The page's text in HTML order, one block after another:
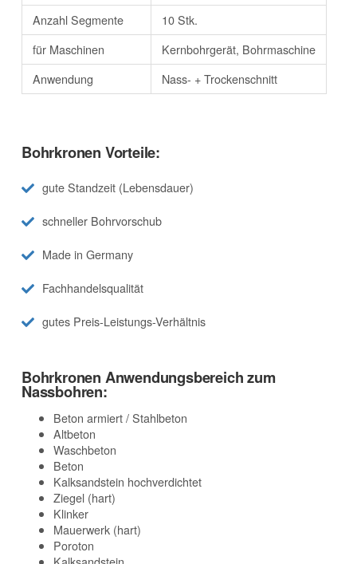
Anzahl Segmente
10 Stk.
für Maschinen
Kernbohrgerät, Bohrmaschine
Anwendung
Nass- + Trockenschnitt
Bohrkronen Vorteile:
gute Standzeit (Lebensdauer)
schneller Bohrvorschub
Made in Germany
Fachhandelsqualität
gutes Preis-Leistungs-Verhältnis
Bohrkronen Anwendungsbereich zum
Nassbohren:
Beton armiert / Stahlbeton
Altbeton
Waschbeton
Beton
Kalksandstein hochverdichtet
Ziegel (hart)
Klinker
Mauerwerk (hart)
Poroton